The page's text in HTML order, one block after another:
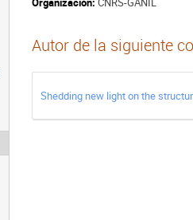
Autor de la siguiente
Shedding new light on the